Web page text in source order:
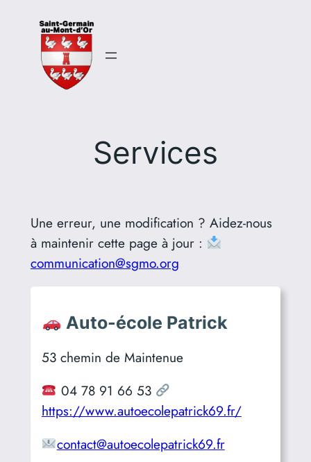
contenu
Services
Une erreur, une modification ? Aidez-nous
à maintenir cette page à jour :
communication@sgmo.org
Auto-école Patrick
53 chemin de Maintenue
04 78 91 66 53
https://www.autoecolepatrick69.fr/
contact@autoecolepatrick69.fr